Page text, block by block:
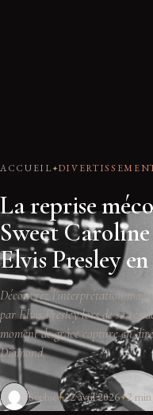
ACCUEIL
La reprise
Sweet
Elvis Presley en
Découvrez l'interprétation
par Elvis Presley lors de sa
moment de grâce capturé en
Diamond.
Sophie 22 avril 2026 2 min